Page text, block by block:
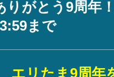
りがとう9周年
まで
エリたま9周年